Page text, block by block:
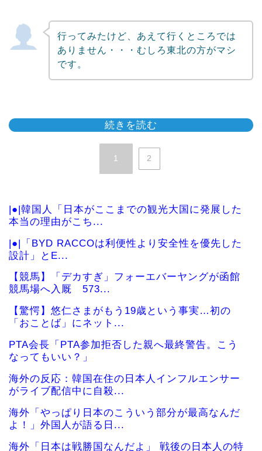
行ってみたけど、あえて行くところでは
ありません・・・むしろ東北の方がマシ
です。
続きを読む
1 2
|●|韓国人「日本がここまでの観光大国に発展した
本当の理由がこち...
|●|「BYD RACCOは利便性より安全性を優先した
設計」とE...
【競馬】「デカすぎ」フォーエバーヤングが函館
競馬場へ入厩 573...
【驚愕】悠仁さまがもう19歳という事実…初の
「おことば」にネット...
PTA会長「PTA参加拒否した親へ最終警告。こう
なってもいい？」
海外の反応：韓国在住の日本人インフルエンサー
がライブ配信中に自殺...
海外「やっぱり日本のこういう部分が最高なんだ
よ！」外国人が語る日...
海外「日本は戦勝国なんだよ」 戦後の日本人の特